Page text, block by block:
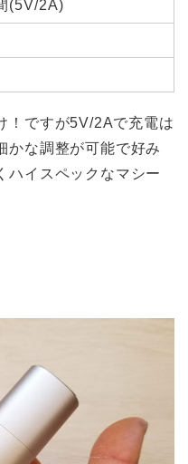
(5V/2A)
！ですが5V/2Aで充電は
かな調整が可能で好み
ハイスペックなマシー